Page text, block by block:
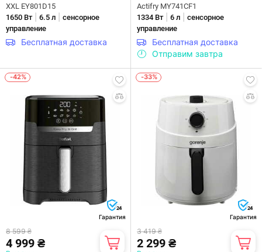
XXL EY801D15
1650 Вт| 6.5 л
сенсорное
управление
Бесплатная доставка
Actifry MY741CF1
1334 Вт| 6 л
сенсорное
управление
Бесплатная доставка
Отправим завтра
-42%
24
Гарантия
8 599 ₴
4 999 ₴
-33%
24
Гарантия
3 419 ₴
2 299 ₴